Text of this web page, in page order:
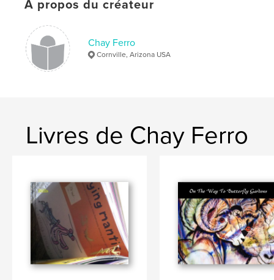
À propos du créateur
Chay Ferro
Cornville, Arizona USA
Livres de Chay Ferro